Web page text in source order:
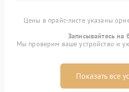
Цены в прайс-листе указаны
Записывайтесь на
Мы проверим ваше устройство и
Показать все